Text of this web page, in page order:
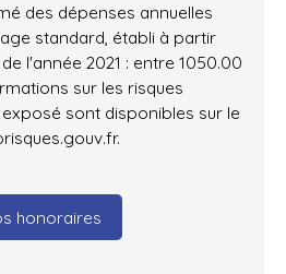
des dépenses annuelles
standard, établi à partir
l'année 2021 : entre 1050.00
sur les risques
sont disponibles sur le
honoraires